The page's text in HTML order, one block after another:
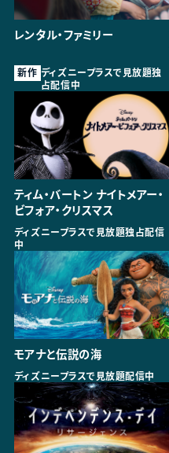
レンタル・ファミリー
新作 ディズニープラスで見放題独
占配信中
ティム・バートン ナイトメアー・
ビフォア・クリスマス
ディズニープラスで見放題独占配信
中
モアナと伝説の海
ディズニープラスで見放題配信中